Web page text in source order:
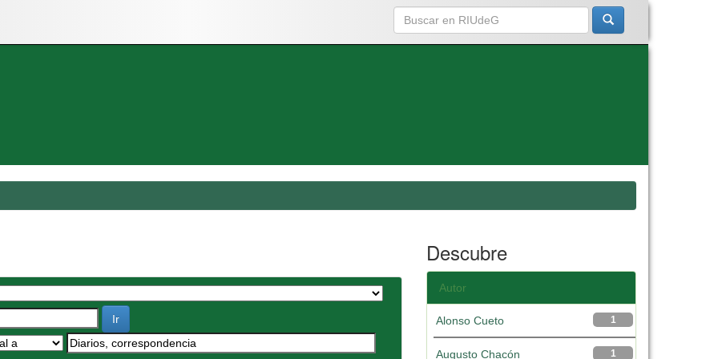
Descubre
Autor
1
Alonso Cueto
1
Augusto Chacón